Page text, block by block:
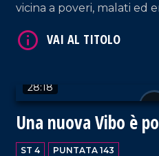
vicina a poveri, malati ed
Napoletano.
28:18
Una nuova Vibo è
ST 4 PUNTATA 143